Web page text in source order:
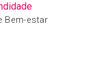
Bem-estar